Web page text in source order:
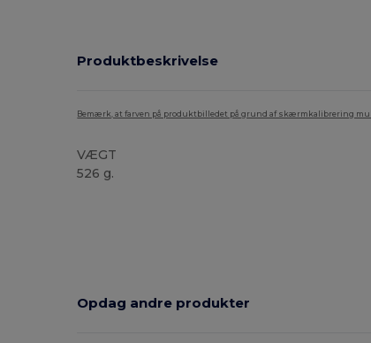
Produktbeskrivelse
Bemærk, at farven på produktbilledet på grund af skærmkalibrering
VÆGT
526 g.
Opdag andre produkter